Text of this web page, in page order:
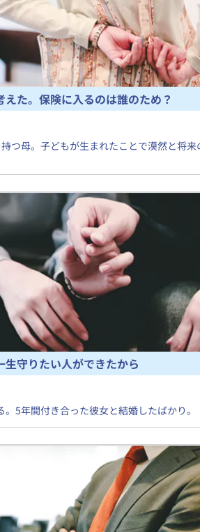
えた。保険に入るのは誰のため？
つ母。子どもが生まれたことで漠然と将来
生守りたい人ができたから
5年間付き合った彼女と結婚したばかり。